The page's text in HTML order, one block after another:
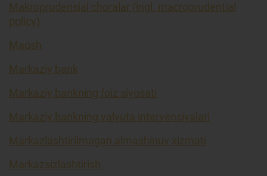
Makroprudensial choralar (ingl. macroprudential
policy)
Maosh
Markaziy bank
Markaziy bankning foiz siyosati
Markaziy bankning valyuta intervensiyalari
Markazlashtirilmagan almashinuv xizmati
Markazsizlashtirish